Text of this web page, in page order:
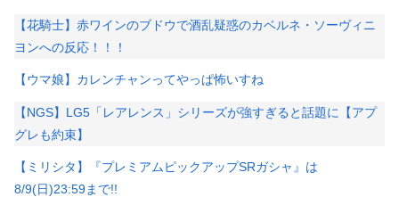
【花騎士】赤ワインのブドウで酒乱疑惑のカベルネ・ソーヴィニ
ヨンへの反応！！！
【ウマ娘】カレンチャンってやっぱ怖いすね
【NGS】LG5「レアレンス」シリーズが強すぎると話題に【アプ
グレも約束】
【ミリシタ】『プレミアムピックアップSRガシャ』は
8/9(日)23:59まで!!